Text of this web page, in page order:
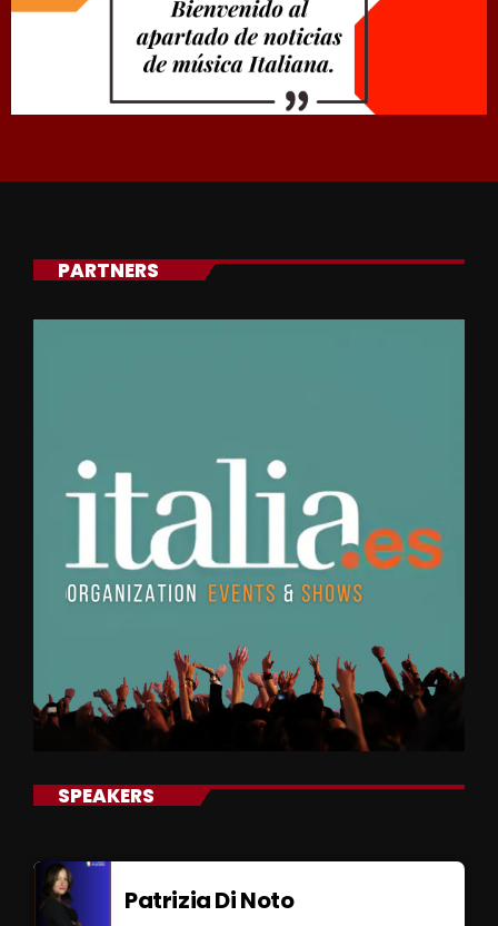
PARTNERS
SPEAKERS
Patrizia Di Noto